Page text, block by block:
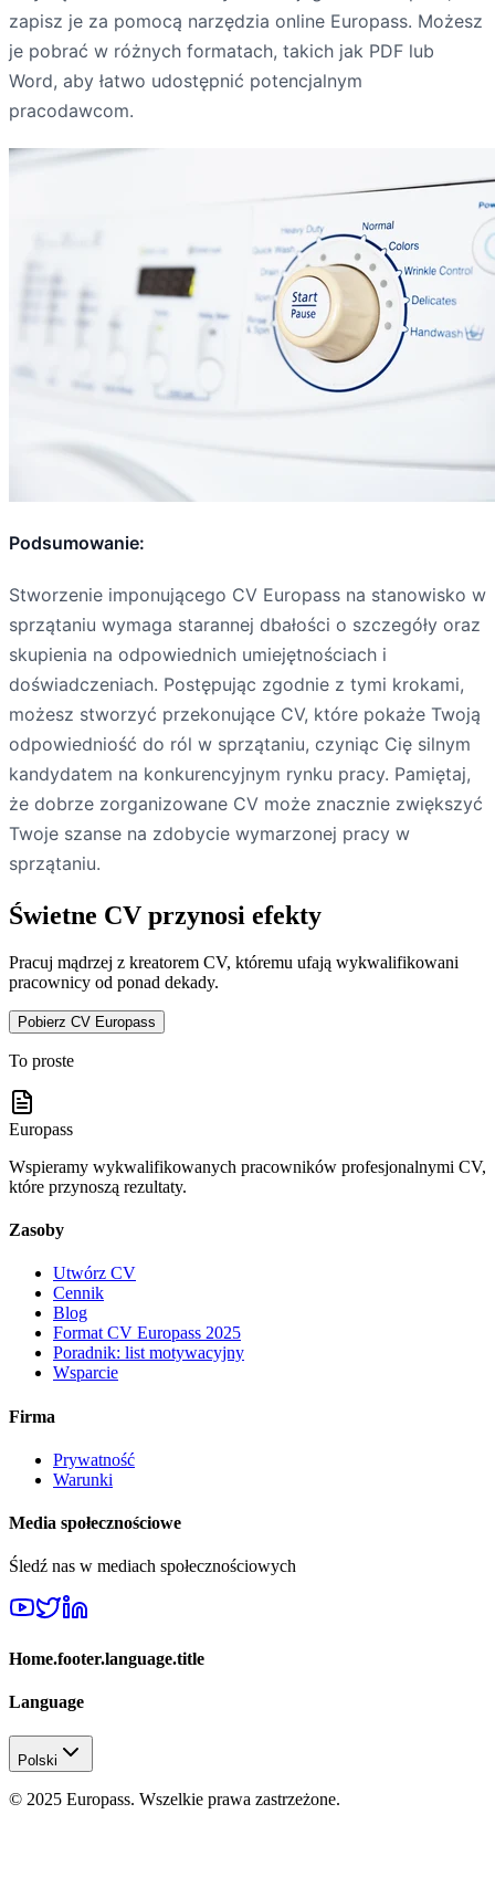
zapisz je za pomocą narzędzia online Europass. Możesz
je pobrać w różnych formatach, takich jak PDF lub
Word, aby łatwo udostępnić potencjalnym
pracodawcom.
Podsumowanie:
Stworzenie imponującego CV Europass na stanowisko w
sprzątaniu wymaga starannej dbałości o szczegóły oraz
skupienia na odpowiednich umiejętnościach i
doświadczeniach. Postępując zgodnie z tymi krokami,
możesz stworzyć przekonujące CV, które pokaże Twoją
odpowiedniość do ról w sprzątaniu, czyniąc Cię silnym
kandydatem na konkurencyjnym rynku pracy. Pamiętaj,
że dobrze zorganizowane CV może znacznie zwiększyć
Twoje szanse na zdobycie wymarzonej pracy w
sprzątaniu.
Świetne CV przynosi efekty
Pracuj mądrzej z kreatorem CV, któremu ufają wykwalifikowani
pracownicy od ponad dekady.
Pobierz CV Europass
To proste
Europass
Wspieramy wykwalifikowanych pracowników profesjonalnymi CV,
które przynoszą rezultaty.
Zasoby
Utwórz CV
Cennik
Blog
Format CV Europass 2025
Poradnik: list motywacyjny
Wsparcie
Firma
Prywatność
Warunki
Media społecznościowe
Śledź nas w mediach społecznościowych
Home.footer.language.title
Language
Polski
© 2025 Europass. Wszelkie prawa zastrzeżone.